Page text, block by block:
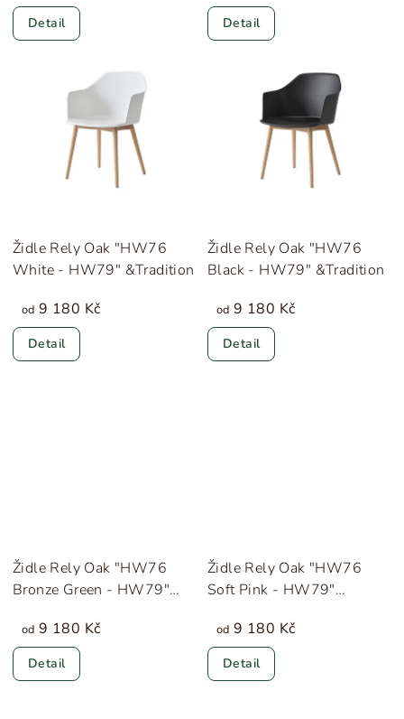
Detail Detail
Židle Rely Oak "HW76
White - HW79" &Tradition
od 9 180 Kč
Detail
Židle Rely Oak "HW76
Black - HW79" &Tradition
od 9 180 Kč
Detail
Židle Rely Oak "HW76
Bronze Green - HW79"
od 9 180 Kč
Detail
Židle Rely Oak "HW76
Soft Pink - HW79"
od 9 180 Kč
Detail